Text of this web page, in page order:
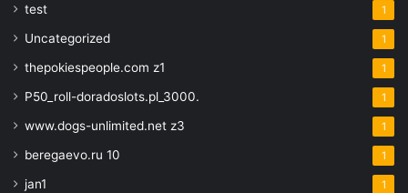
test 1
Uncategorized 1
thepokiespeople.com z1 1
P50_roll-doradoslots.pl_3000. 1
www.dogs-unlimited.net z3 1
beregaevo.ru 10 1
jan1 1